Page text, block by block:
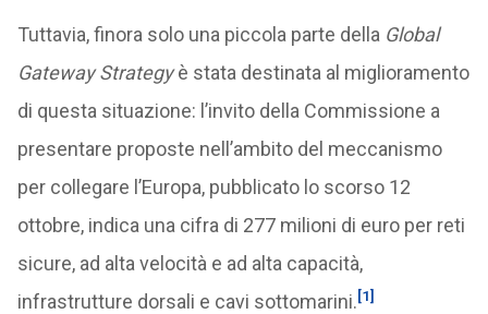
Tuttavia, finora solo una piccola parte della Global
Gateway Strategyè stata destinata al miglioramento
di questa situazione: l’invito della Commissione a
presentare proposte nell’ambito del meccanismo
per collegare l’Europa, pubblicato lo scorso 12
ottobre, indica una cifra di 277 milioni di euro per reti
sicure, ad alta velocità e ad alta capacità,
infrastrutture dorsali e cavi sottomarini.[1]